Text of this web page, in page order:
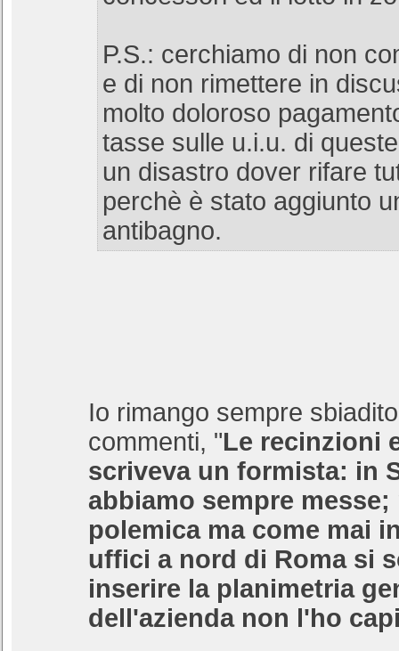
P.S.: cerchiamo di non
e di non rimettere in
molto doloroso
tasse sulle u.i.u. di
un disastro dover rifare
perchè è stato aggiunto
antibagno.
Io rimango sempre
commenti, "Le recinzioni
scriveva un formista: in
abbiamo sempre
polemica ma come mai
uffici a nord di Roma si
inserire la planimetria
dell'azienda non l'ho